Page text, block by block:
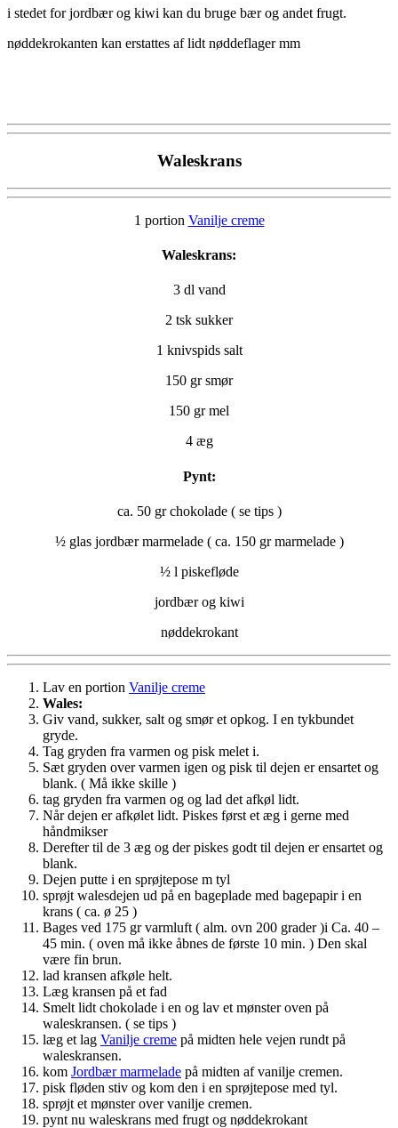
i stedet for jordbær og kiwi kan du bruge bær og andet frugt.
nøddekrokanten kan erstattes af lidt nøddeflager mm
Waleskrans
1 portion Vanilje creme
Waleskrans:
3 dl vand
2 tsk sukker
1 knivspids salt
150 gr smør
150 gr mel
4 æg
Pynt:
ca. 50 gr chokolade ( se tips )
½ glas jordbær marmelade ( ca. 150 gr marmelade )
½ l piskefløde
jordbær og kiwi
nøddekrokant
Lav en portion Vanilje creme
Wales:
Giv vand, sukker, salt og smør et opkog. I en tykbundet
gryde.
Tag gryden fra varmen og pisk melet i.
Sæt gryden over varmen igen og pisk til dejen er ensartet og
blank. ( Må ikke skille )
tag gryden fra varmen og og lad det afkøl lidt.
Når dejen er afkølet lidt. Piskes først et æg i gerne med
håndmikser
Derefter til de 3 æg og der piskes godt til dejen er ensartet og
blank.
Dejen putte i en sprøjtepose m tyl
sprøjt walesdejen ud på en bageplade med bagepapir i en
krans ( ca. ø 25 )
Bages ved 175 gr varmluft ( alm. ovn 200 grader )i Ca. 40 –
45 min. ( oven må ikke åbnes de første 10 min. ) Den skal
være fin brun.
lad kransen afkøle helt.
Læg kransen på et fad
Smelt lidt chokolade i en og lav et mønster oven på
waleskransen. ( se tips )
læg et lag Vanilje creme på midten hele vejen rundt på
waleskransen.
kom Jordbær marmelade på midten af vanilje cremen.
pisk fløden stiv og kom den i en sprøjtepose med tyl.
sprøjt et mønster over vanilje cremen.
pynt nu waleskrans med frugt og nøddekrokant